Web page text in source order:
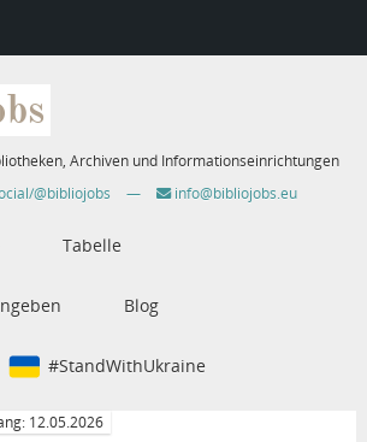
Archiven und Informationseinrichtungen
@bibliojobs
— info@bibliojobs.eu
Tabelle
Blog
#StandWithUkraine
12.05.2026